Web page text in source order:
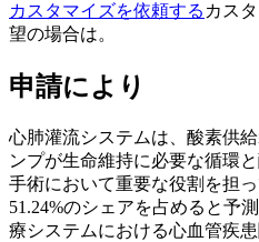
カスタマイズを依頼する カス
望の場合は。
申請により
心肺灌流システムは、酸素供
ンプが生命維持に必要な循環
手術において重要な役割を担
51.24%のシェアを占めると予
療システムにおける心血管疾